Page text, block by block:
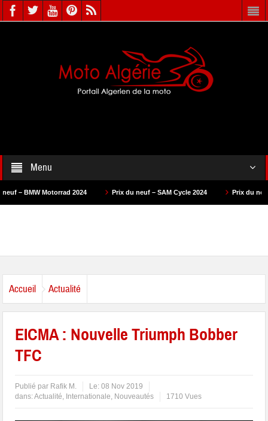
Menu
2024 Prix du neuf – SAM Cycle 2024 Prix du neuf – AS Motors
Accueil Actualité
EICMA : Nouvelle Triumph Bobber
TFC
Publié par Rafik M. Le:08 Nov 2019
dans:Actualité, Internationale, Nouveautés 1710 Vues